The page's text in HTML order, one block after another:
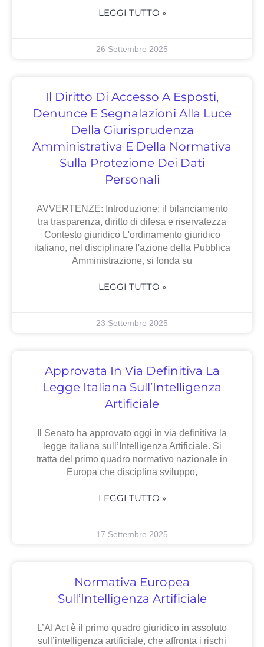
LEGGI TUTTO »
26 Settembre 2025
Il Diritto Di Accesso A Esposti,
Denunce E Segnalazioni Alla Luce
Della Giurisprudenza
Amministrativa E Della Normativa
Sulla Protezione Dei Dati
Personali
AVVERTENZE: Introduzione: il bilanciamento
tra trasparenza, diritto di difesa e riservatezza
Contesto giuridico L'ordinamento giuridico
italiano, nel disciplinare l'azione della Pubblica
Amministrazione, si fonda su
LEGGI TUTTO »
23 Settembre 2025
Approvata In Via Definitiva La
Legge Italiana Sull’Intelligenza
Artificiale
Il Senato ha approvato oggi in via definitiva la
legge italiana sull’Intelligenza Artificiale. Si
tratta del primo quadro normativo nazionale in
Europa che disciplina sviluppo,
LEGGI TUTTO »
17 Settembre 2025
Normativa Europea
Sull’Intelligenza Artificiale
L’AI Act è il primo quadro giuridico in assoluto
sull’intelligenza artificiale, che affronta i rischi